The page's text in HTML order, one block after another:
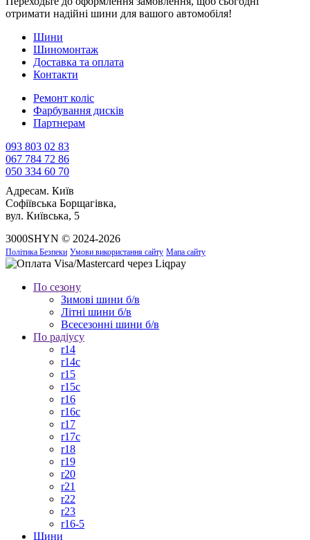
отримати надійні шини для вашого автомобіля!
Шини
Шиномонтаж
Доставка та оплата
Контакти
Ремонт коліс
Фарбування дисків
Партнерам
093 803 02 83
067 784 72 86
050 334 60 70
Адресам. Київ
Софіївська Борщагівка,
вул. Київська, 5
3000SHYN © 2024-2026
Політика Безпеки Умови використання сайту Мапа сайту
По сезону
Зимові шини б/в
Літні шини б/в
Всесезонні шини б/в
По радіусу
r14
r14c
r15
r15c
r16
r16c
r17
r17c
r18
r19
r20
r21
r22
r23
r16-5
Шини